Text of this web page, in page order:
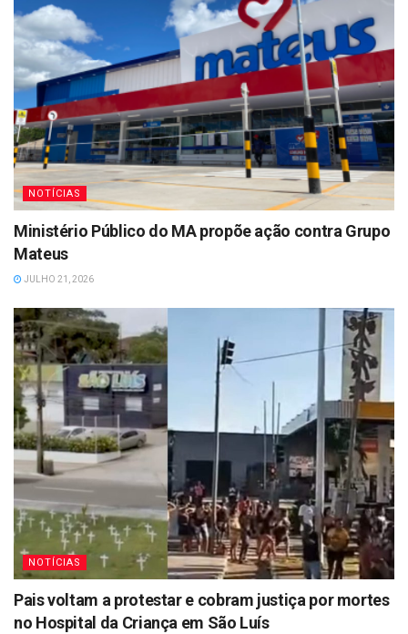
NOTÍCIAS
Ministério Público do MA propõe ação contra Grupo
Mateus
JULHO 21, 2026
NOTÍCIAS
Pais voltam a protestar e cobram justiça por mortes
no Hospital da Criança em São Luís